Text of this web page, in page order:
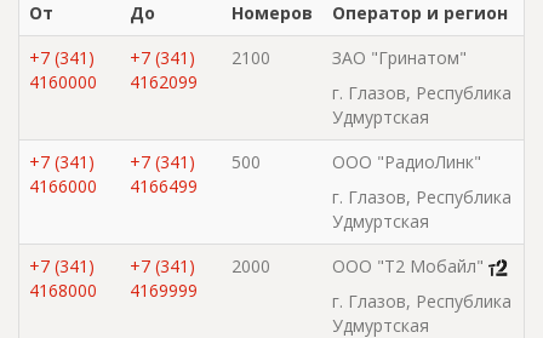
От До Номеров
Оператор и регион
+7 (341)
4160000
+7 (341)
4162099
2100
ЗАО "Гринатом"
г. Глазов, Республика
Удмуртская
+7 (341)
4166000
+7 (341)
4166499
500
ООО "РадиоЛинк"
г. Глазов, Республика
Удмуртская
+7 (341)
4168000
+7 (341)
4169999
2000
ООО "Т2 Мобайл"
г. Глазов, Республика
Удмуртская